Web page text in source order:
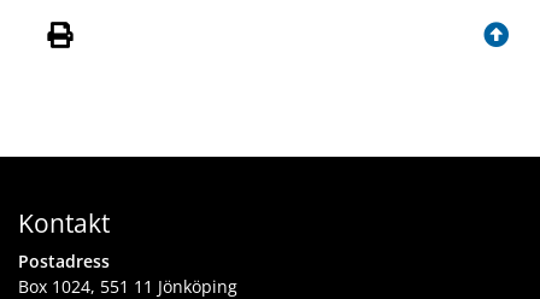
Kontakt
Postadress
Box 1024, 551 11 Jönköping